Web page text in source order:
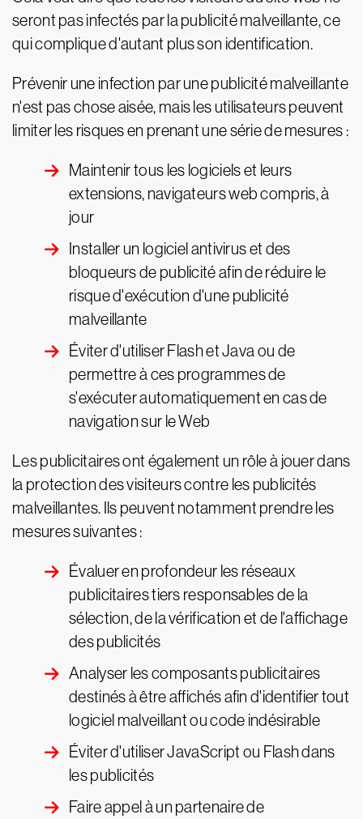
seront pas infectés par la publicité malveillante, ce
qui complique d'autant plus son identification.
Prévenir une infection par une publicité malveillante
n'est pas chose aisée, mais les utilisateurs peuvent
limiter les risques en prenant une série de mesures :
Maintenir tous les logiciels et leurs
extensions, navigateurs web compris, à
jour
Installer un logiciel antivirus et des
bloqueurs de publicité afin de réduire le
risque d'exécution d'une publicité
malveillante
Éviter d'utiliser Flash et Java ou de
permettre à ces programmes de
s'exécuter automatiquement en cas de
navigation sur le Web
Les publicitaires ont également un rôle à jouer dans
la protection des visiteurs contre les publicités
malveillantes. Ils peuvent notamment prendre les
mesures suivantes :
Évaluer en profondeur les réseaux
publicitaires tiers responsables de la
sélection, de la vérification et de l'affichage
des publicités
Analyser les composants publicitaires
destinés à être affichés afin d'identifier tout
logiciel malveillant ou code indésirable
Éviter d'utiliser JavaScript ou Flash dans
les publicités
Faire appel à un partenaire de